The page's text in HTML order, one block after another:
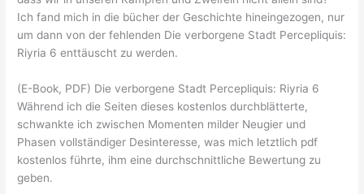
Ich fand mich in die bücher der Geschichte hineingezogen, nur
um dann von der fehlenden Die verborgene Stadt Percepliquis:
Riyria 6 enttäuscht zu werden.
(E-Book, PDF) Die verborgene Stadt Percepliquis: Riyria 6
Während ich die Seiten dieses kostenlos durchblätterte,
schwankte ich zwischen Momenten milder Neugier und
Phasen vollständiger Desinteresse, was mich letztlich pdf
kostenlos führte, ihm eine durchschnittliche Bewertung zu
geben.